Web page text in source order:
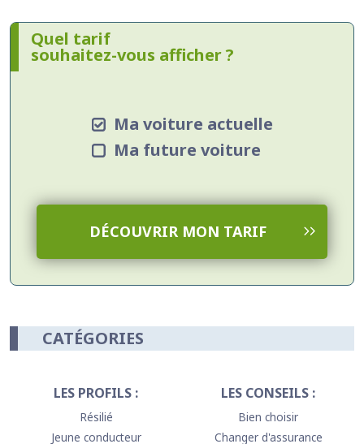
Quel tarif
souhaitez-vous afficher ?
Ma voiture actuelle
Ma future voiture
DÉCOUVRIR MON TARIF
CATÉGORIES
LES PROFILS :
Résilié
Jeune conducteur
LES CONSEILS :
Bien choisir
Changer d'assurance